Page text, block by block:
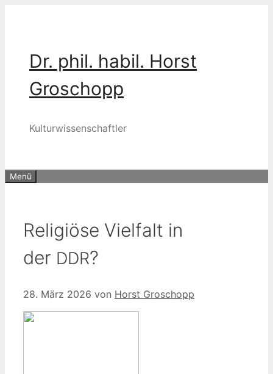
Dr. phil. habil. Horst
Groschopp
Kulturwissenschaftler
Menü
Religiöse Vielfalt in
der DDR?
28. März 2026 von Horst Groschopp